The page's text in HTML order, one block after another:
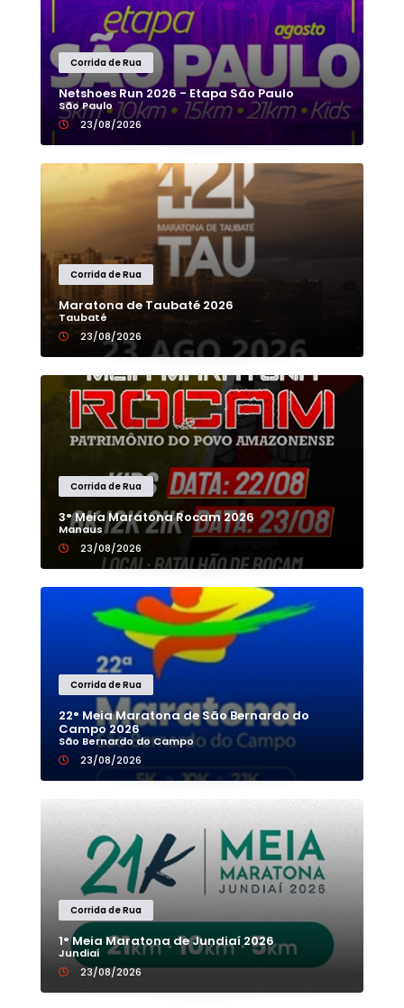
Corrida de Rua
Netshoes Run 2026 - Etapa São Paulo
São Paulo
23/08/2026
Corrida de Rua
Maratona de Taubaté 2026
Taubaté
23/08/2026
Corrida de Rua
3° Meia Maratona Rocam 2026
Manaus
23/08/2026
Corrida de Rua
22° Meia Maratona de São Bernardo do
Campo 2026
São Bernardo do Campo
23/08/2026
Corrida de Rua
1° Meia Maratona de Jundiaí 2026
Jundiaí
23/08/2026